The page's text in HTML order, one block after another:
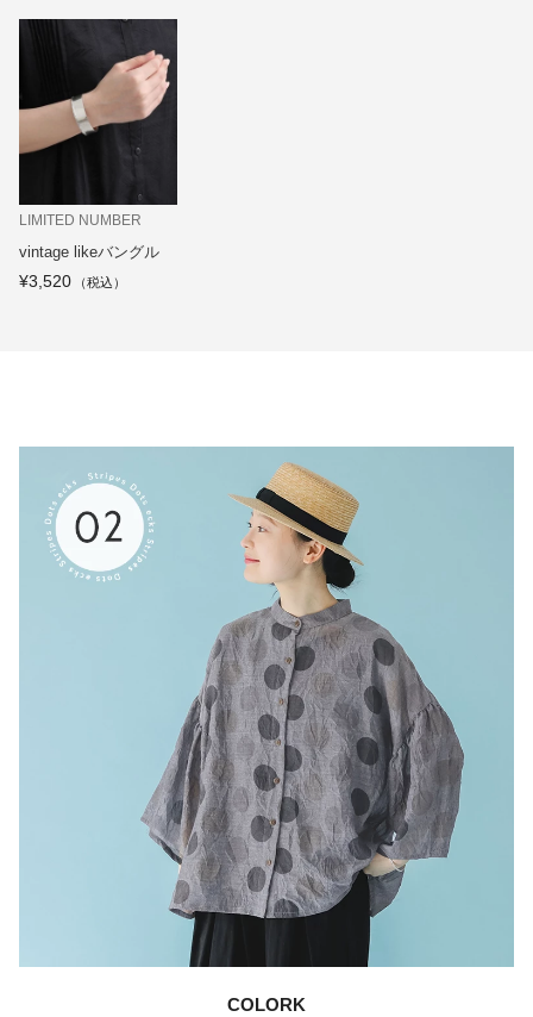
LIMITED NUMBER
vintage likeバングル
¥3,520
COLORK